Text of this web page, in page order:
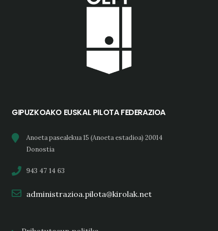
GIPUZKOAKO EUSKAL PILOTA FEDERAZIOA
Anoeta pasealekua 15 (Anoeta estadioa) 20014
Donostia
943 47 14 63
administrazioa.pilota@kirolak.net